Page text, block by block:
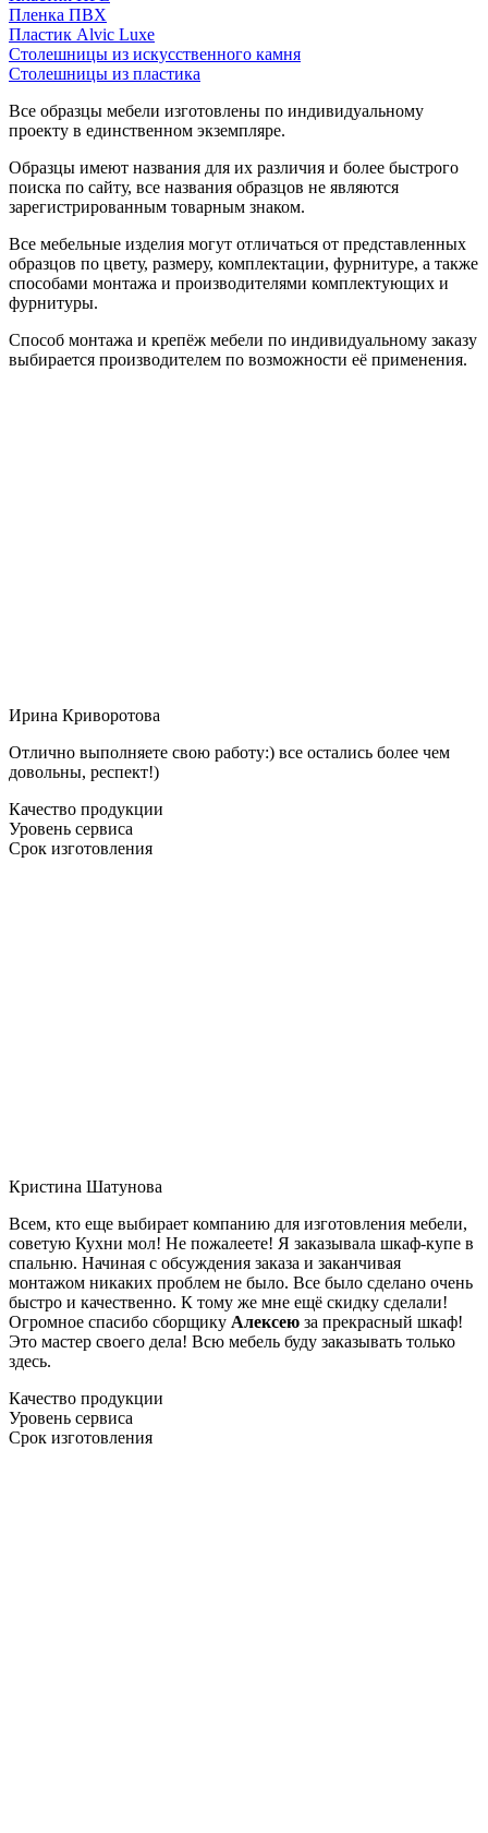
Пленка ПВХ
Пластик Alvic Luxe
Столешницы из искусственного камня
Столешницы из пластика
Все образцы мебели изготовлены по индивидуальному
проекту в единственном экземпляре.
Образцы имеют названия для их различия и более быстрого
поиска по сайту, все названия образцов не являются
зарегистрированным товарным знаком.
Все мебельные изделия могут отличаться от представленных
образцов по цвету, размеру, комплектации, фурнитуре, а также
способами монтажа и производителями комплектующих и
фурнитуры.
Способ монтажа и крепёж мебели по индивидуальному заказу
выбирается производителем по возможности её применения.
Ирина Криворотова
Отлично выполняете свою работу:) все остались более чем
довольны, респект!)
Качество продукции
Уровень сервиса
Срок изготовления
Кристина Шатунова
Всем, кто еще выбирает компанию для изготовления мебели,
советую Кухни мол! Не пожалеете! Я заказывала шкаф-купе в
спальню. Начиная с обсуждения заказа и заканчивая
монтажом никаких проблем не было. Все было сделано очень
быстро и качественно. К тому же мне ещё скидку сделали!
Огромное спасибо сборщику Алексею за прекрасный шкаф!
Это мастер своего дела! Всю мебель буду заказывать только
здесь.
Качество продукции
Уровень сервиса
Срок изготовления